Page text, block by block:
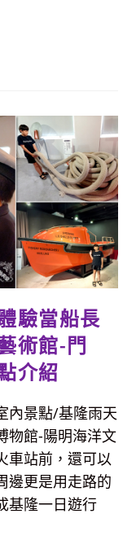
驗當船長
術館-門
介紹
內景點/基隆雨天
物館-陽明海洋文
車站前，還可以
邊更是用走路的
基隆一日遊行